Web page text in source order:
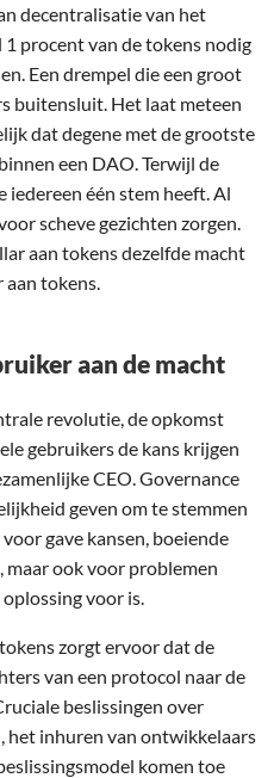
decentralisatie van het
procent van de tokens nodig
Een drempel die een groot
buitensluit. Het laat meteen
dat degene met de grootste
een DAO. Terwijl de
iedereen één stem heeft. Al
scheve gezichten zorgen.
aan tokens dezelfde macht
aan tokens.
aan de macht
revolutie, de opkomst
gebruikers de kans krijgen
CEO. Governance
geven om te stemmen
gave kansen, boeiende
ook voor problemen
voor is.
zorgt ervoor dat de
van een protocol naar de
beslissingen over
het inhuren van ontwikkelaars
komen toe